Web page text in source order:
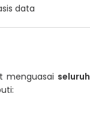
data
menguasai seluruh